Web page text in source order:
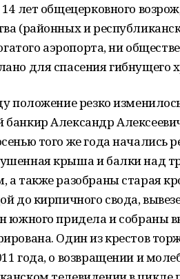
лет общецерковного
(районных и
аэропорта, ни
для спасения гибнущего
положение резко
Александр
того же года начались
крыша и балки над
а также разобраны старая
до кирпичного свода,
южного придела и собраны
Один из крестов
года, о возвращении и